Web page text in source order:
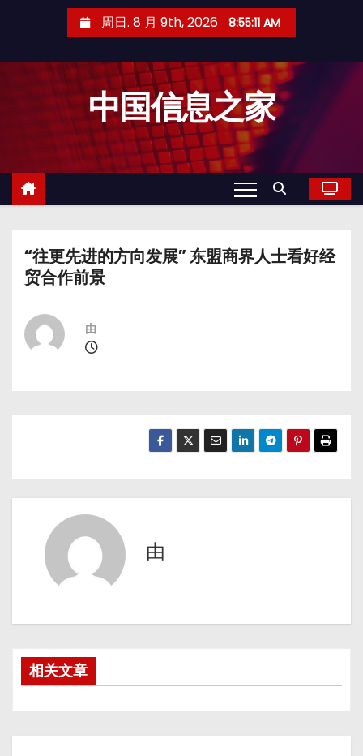
周日. 8 月 9th, 2026 8:55:11 AM
中国信息之家
“往更先进的方向发展” 东盟商界人士看好经
贸合作前景
由
由
相关文章